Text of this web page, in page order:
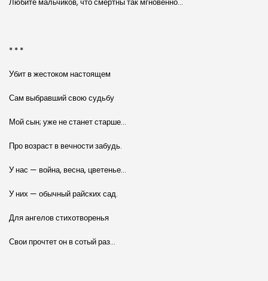
* * *
Убит в жестоком настоящем
Сам выбравший свою судьбу
Мой сын; уже не станет старше…
Про возраст в вечности забудь.
У нас — война, весна, цветенье…
У них — обычный райских сад.
Для ангелов стихотворенья
Свои прочтет он в сотый раз…